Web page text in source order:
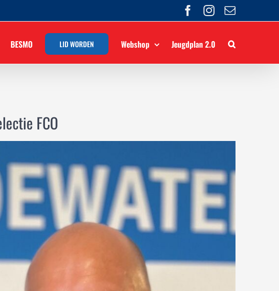
Facebook
Instagram
E-
mail
BESMO LID WORDEN Webshop Jeugdplan 2.0
FCO